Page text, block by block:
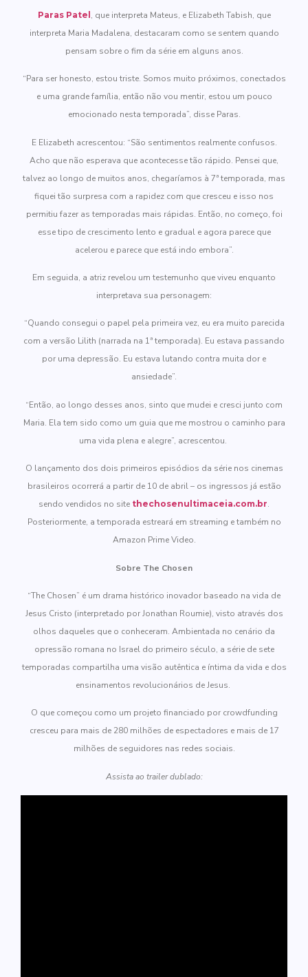
Paras Patel , que interpreta Mateus, e Elizabeth Tabish, que
interpreta Maria Madalena, destacaram como se sentem quando
pensam sobre o fim da série em alguns anos.
“Para ser honesto, estou triste. Somos muito próximos, conectados
e uma grande família, então não vou mentir, estou um pouco
emocionado nesta temporada”, disse Paras.
E Elizabeth acrescentou: “São sentimentos realmente confusos.
Acho que não esperava que acontecesse tão rápido. Pensei que,
talvez ao longo de muitos anos, chegaríamos à 7ª temporada, mas
fiquei tão surpresa com a rapidez com que cresceu e isso nos
permitiu fazer as temporadas mais rápidas. Então, no começo, foi
esse tipo de crescimento lento e gradual e agora parece que
acelerou e parece que está indo embora”.
Em seguida, a atriz revelou um testemunho que viveu enquanto
interpretava sua personagem:
“Quando consegui o papel pela primeira vez, eu era muito parecida
com a versão Lilith (narrada na 1ª temporada). Eu estava passando
por uma depressão. Eu estava lutando contra muita dor e
ansiedade”.
“Então, ao longo desses anos, sinto que mudei e cresci junto com
Maria. Ela tem sido como um guia que me mostrou o caminho para
uma vida plena e alegre”, acrescentou.
O lançamento dos dois primeiros episódios da série nos cinemas
brasileiros ocorrerá a partir de 10 de abril – os ingressos já estão
sendo vendidos no site thechosenultimaceia.com.br.
Posteriormente, a temporada estreará em streaming e também no
Amazon Prime Video.
Sobre The Chosen
“The Chosen” é um drama histórico inovador baseado na vida de
Jesus Cristo (interpretado por Jonathan Roumie), visto através dos
olhos daqueles que o conheceram. Ambientada no cenário da
opressão romana no Israel do primeiro século, a série de sete
temporadas compartilha uma visão autêntica e íntima da vida e dos
ensinamentos revolucionários de Jesus.
O que começou como um projeto financiado por crowdfunding
cresceu para mais de 280 milhões de espectadores e mais de 17
milhões de seguidores nas redes sociais.
Assista ao trailer dublado: